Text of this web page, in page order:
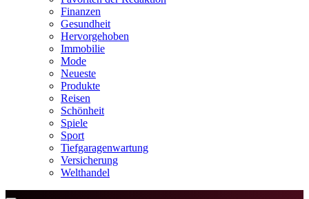
Finanzen
Gesundheit
Hervorgehoben
Immobilie
Mode
Neueste
Produkte
Reisen
Schönheit
Spiele
Sport
Tiefgaragenwartung
Versicherung
Welthandel